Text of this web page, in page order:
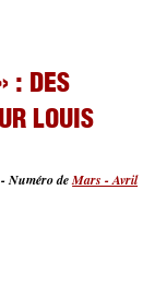
: DES
LOUIS
-Numéro deMars - Avril